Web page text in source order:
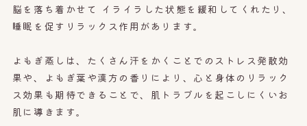
脳を落ち着かせて イライラした状態を緩和してくれたり、
睡眠を促すリラックス作用があります。
よもぎ蒸しは、たくさん汗をかくことでのストレス発散効
果や、
よもぎ葉や漢方の香りにより、心と身体のリラック
ス効果も期待できることで、肌トラブルを起こしにくいお
肌に導きます。